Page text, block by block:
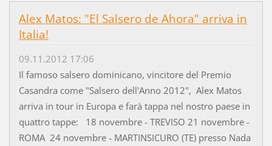
Alex Matos: "El Salsero de Ahora" arriva in
Italia!
09.11.2012 17:06
Il famoso salsero dominicano, vincitore del Premio
Casandra come "Salsero dell'Anno 2012", Alex Matos
arriva in tour in Europa e farà tappa nel nostro paese in
quattro tappe: 18 novembre - TREVISO 21 novembre -
ROMA 24 novembre - MARTINSICURO (TE) presso Nada